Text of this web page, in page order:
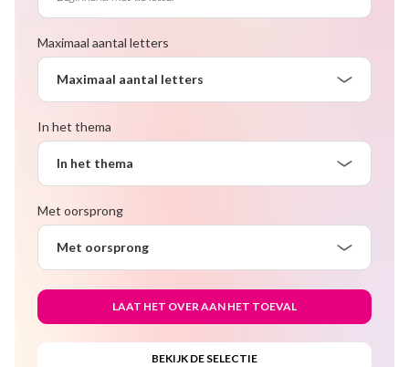
Maximaal aantal letters
Maximaal aantal letters
In het thema
In het thema
Met oorsprong
Met oorsprong